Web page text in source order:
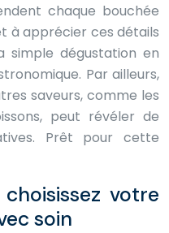
chaque bouchée
à apprécier ces détails
dégustation en
Par ailleurs,
saveurs, comme les
peut révéler de
Prêt pour cette
votre
soin